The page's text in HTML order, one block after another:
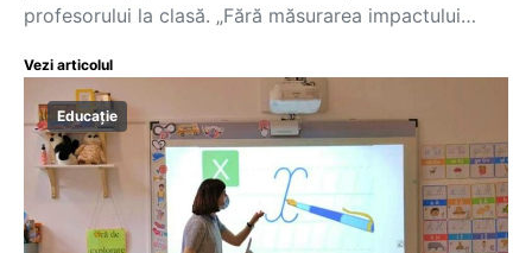
profesorului la clasă. „Fără măsurarea impactului…
Vezi articolul
Educație